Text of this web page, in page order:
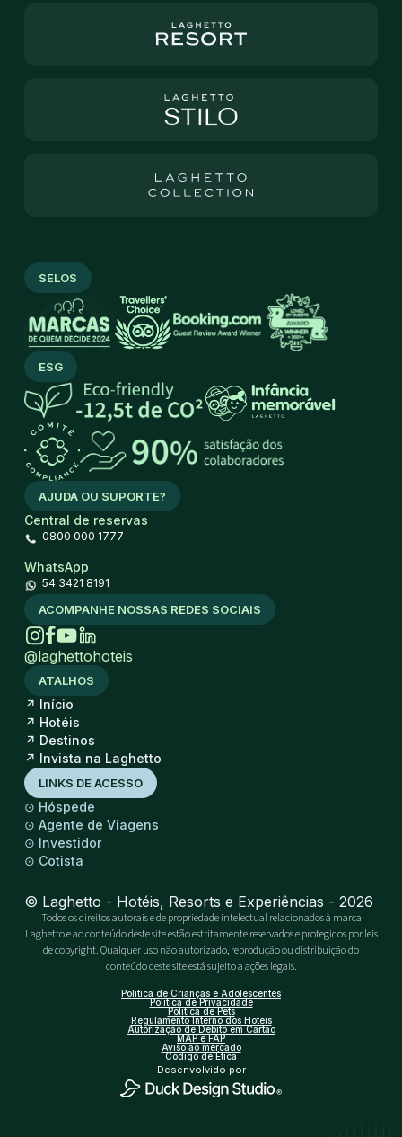
AJUDA OU SUPORTE?
Central de reservas
0800 000 1777
WhatsApp
54 3421 8191
SELOS
ESG
ACOMPANHE NOSSAS REDES SOCIAIS
@laghettohoteis
ATALHOS
↗ Início
↗ Hotéis
↗ Destinos
↗ Invista na Laghetto
LINKS DE ACESSO
⊙ Hóspede
⊙ Agente de Viagens
⊙ Investidor
⊙ Cotista
© Laghetto - Hotéis, Resorts e Experiências - 2026
Todos os direitos autorais e de propriedade intelectual relacionados à marca
Laghetto e ao conteúdo deste site estão estritamente reservados e protegidos por leis
de copyright. Qualquer uso não autorizado, reprodução ou distribuição do
conteúdo deste site está sujeito a ações legais.
Política de Crianças e Adolescentes
Política de Privacidade
Política de Pets
Regulamento Interno dos Hotéis
Autorização de Débito em Cartão
MAP e FAP
Aviso ao mercado
Código de Ética
Desenvolvido por